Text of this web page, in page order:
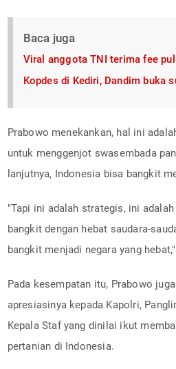
Baca juga
Viral anggota TNI terima fee
Kopdes di Kediri, Dandim buka
Prabowo menekankan, hal ini
untuk menggenjot swasembada
lanjutnya, Indonesia bisa bangkit
"Tapi ini adalah strategis, ini
bangkit dengan hebat saudara-
bangkit menjadi negara yang
Pada kesempatan itu, Prabowo
apresiasinya kepada Kapolri,
Kepala Staf yang dinilai ikut
pertanian di Indonesia.